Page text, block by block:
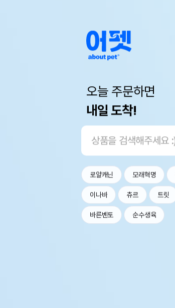
오늘 주문하면
내일 도착!
로얄캐닌 모래혁명
이나바 츄르 트릿
바른벤토 순수생육